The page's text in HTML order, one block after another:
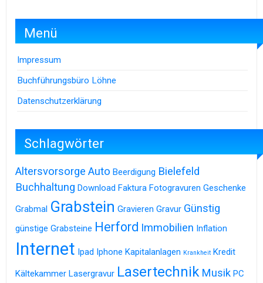
Menü
Impressum
Buchführungsbüro Löhne
Datenschutzerklärung
Schlagwörter
Altersvorsorge Auto Beerdigung Bielefeld
Buchhaltung Download Faktura Fotogravuren Geschenke
Grabmal Grabstein Gravieren Gravur Günstig
günstige Grabsteine Herford Immobilien Inflation
Internet Ipad Iphone Kapitalanlagen Krankheit Kredit
Kältekammer Lasergravur Lasertechnik Musik PC